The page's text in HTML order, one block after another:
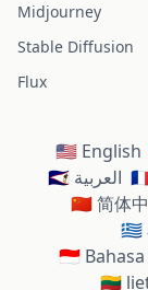
Midjourney
Stable Diffusion
Flux
🇺🇸 English
🇸🇦 العربية
🇨🇳 简体
🇬🇷
🇮🇩
🇱🇹